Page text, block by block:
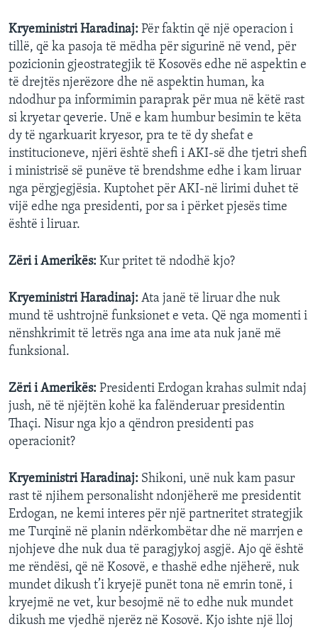
Kryeministri Haradinaj: Për faktin që një operacion i
tillë, që ka pasoja të mëdha për sigurinë në vend, për
pozicionin gjeostrategjik të Kosovës edhe në aspektin e
të drejtës njerëzore dhe në aspektin human, ka
ndodhur pa informimin paraprak për mua në këtë rast
si kryetar qeverie. Unë e kam humbur besimin te këta
dy të ngarkuarit kryesor, pra te të dy shefat e
institucioneve, njëri është shefi i AKI-së dhe tjetri shefi
i ministrisë së punëve të brendshme edhe i kam liruar
nga përgjegjësia. Kuptohet për AKI-në lirimi duhet të
vijë edhe nga presidenti, por sa i përket pjesës time
është i liruar.
Zëri i Amerikës: Kur pritet të ndodhë kjo?
Kryeministri Haradinaj: Ata janë të liruar dhe nuk
mund të ushtrojnë funksionet e veta. Që nga momenti i
nënshkrimit të letrës nga ana ime ata nuk janë më
funksional.
Zëri i Amerikës: Presidenti Erdogan krahas sulmit ndaj
jush, në të njëjtën kohë ka falënderuar presidentin
Thaçi. Nisur nga kjo a qëndron presidenti pas
operacionit?
Kryeministri Haradinaj: Shikoni, unë nuk kam pasur
rast të njihem personalisht ndonjëherë me presidentit
Erdogan, ne kemi interes për një partneritet strategjik
me Turqinë në planin ndërkombëtar dhe në marrjen e
njohjeve dhe nuk dua të paragjykoj asgjë. Ajo që është
me rëndësi, që në Kosovë, e thashë edhe njëherë, nuk
mundet dikush t’i kryejë punët tona në emrin tonë, i
kryejmë ne vet, kur besojmë në to edhe nuk mundet
dikush me vjedhë njerëz në Kosovë. Kjo ishte një lloj